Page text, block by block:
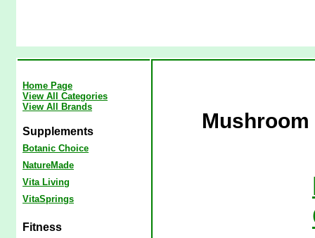
Home Page
View All Categories
View All Brands
Supplements
Botanic Choice
NatureMade
Vita Living
VitaSprings
Fitness